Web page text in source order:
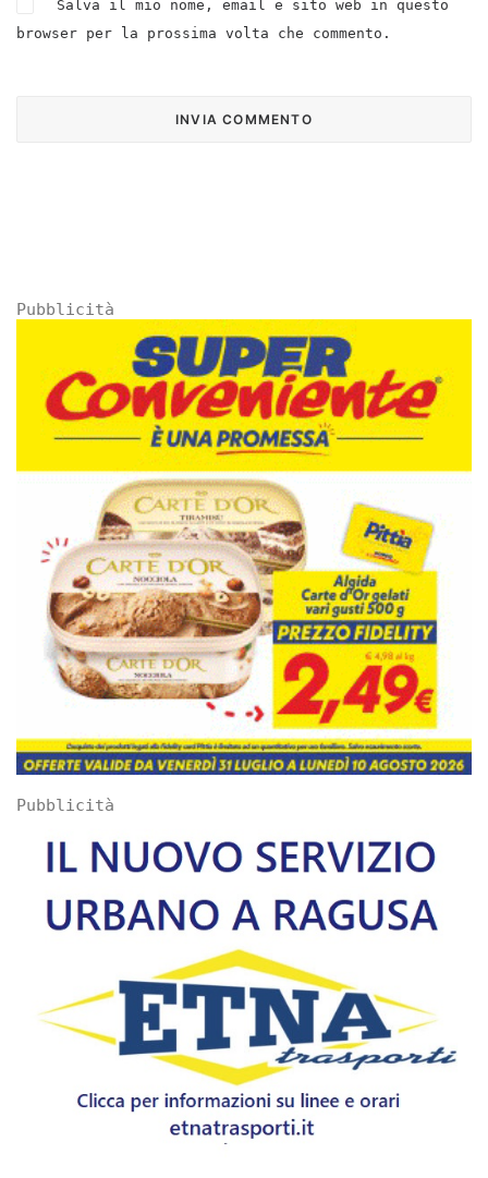
Salva il mio nome, email e sito web in questo
browser per la prossima volta che commento.
Pubblicità
Pubblicità